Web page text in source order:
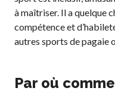
Para/Fauteuil Roulant
Pickleball
Développement à
Règles officielles de
pickleball
à maîtriser. Il a quelque
compétence et
autres sports de pagaie
Par où